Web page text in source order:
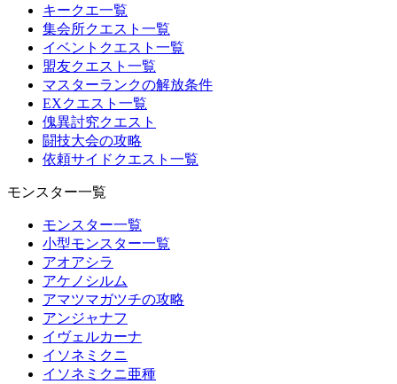
キークエ一覧
集会所クエスト一覧
イベントクエスト一覧
盟友クエスト一覧
マスターランクの解放条件
EXクエスト一覧
傀異討究クエスト
闘技大会の攻略
依頼サイドクエスト一覧
モンスター一覧
モンスター一覧
小型モンスター一覧
アオアシラ
アケノシルム
アマツマガツチの攻略
アンジャナフ
イヴェルカーナ
イソネミクニ
イソネミクニ亜種